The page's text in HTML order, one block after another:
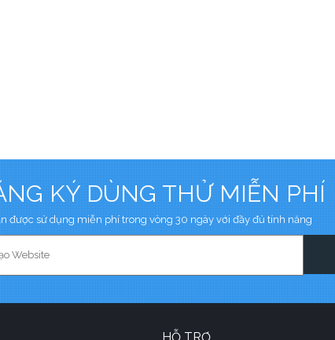
KÝ DÙNG THỬ MIỄN PHÍ
được sử dụng miễn phí trong vòng 30 ngày với đầy đủ tính năng